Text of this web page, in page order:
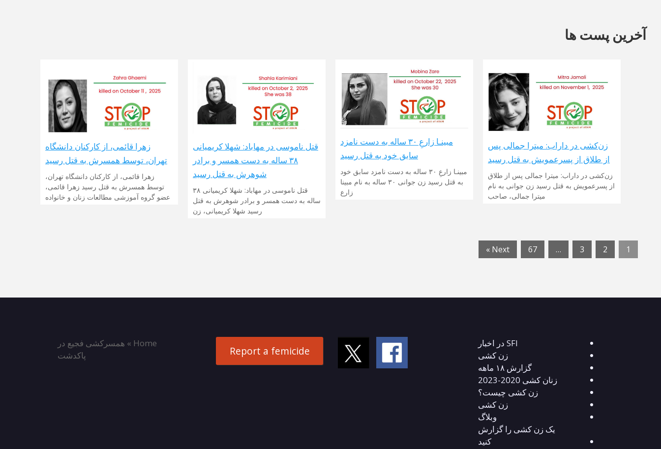
آخرین پست ها
زن‌کشی در داراب: میترا جمالی پس
از طلاق از پسرعمویش به قتل رسید
زن‌کشی در داراب: میترا جمالی پس از طلاق
از پسرعمویش به قتل رسید زن جوانی به نام
میترا جمالی، صاحب
مبینـا زارعِ ۳۰ ساله به دست نامزد
سابق خود به قتل رسید
مبینـا زارعِ ۳۰ ساله به دست نامزد سابق خود
به قتل رسید زن جوانی ۳۰ ساله به نام مبینا
زارع
قتل ناموسی در مهاباد: شهلا کریمیانی
۳۸ ساله به دست همسر و برادر
شوهرش به قتل رسید
قتل ناموسی در مهاباد: شهلا کریمیانی ۳۸
ساله به دست همسر و برادر شوهرش به قتل
رسید شهلا کریمیانی، زن
زهرا قائمی، از کارکنان دانشگاه
تهران، توسط همسرش به قتل رسید
زهرا قائمی، از کارکنان دانشگاه تهران،
توسط همسرش به قتل رسید زهرا قائمی،
عضو گروه آموزشی مطالعات زنان و خانواده
1
2
3
…
67
Next »
SFI در اخبار
زن کشی
گزارش ۱۸ ماهه
زنان کشی 2020-2023
زن کشی چیست؟
زن کشی
وبلاگ
یک زن کشی را گزارش
کنید
Report a femicide
Home
» همسرکشی فجیع در
پاکدشت